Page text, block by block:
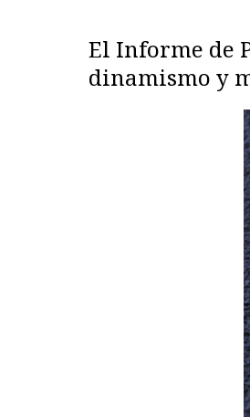
El Informe de
dinamismo y